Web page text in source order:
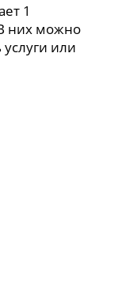
1
них можно
или